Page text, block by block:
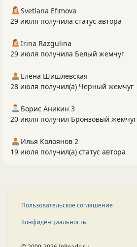
Svetlana Efimova
29 июля получила статус автора
Irina Razgulina
29 июля получила Белый жемчуг
Елена Шишлевская
28 июля получил(а) Черный жемчуг
Борис Аникин 3
20 июля получил Бронзовый жемчуг
Илья Колоянов 2
19 июля получил(а) статус автора
Пользовательское соглашение
Конфиденциальность